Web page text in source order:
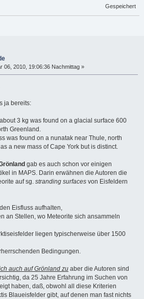
Gespeichert
06, 2010, 19:06:36 Nachmittag »
ja bereits:
3 kg was found on a glacial surface 600
Greenland.
was found on a nunatak near Thule, north
a new mass of Cape York but is distinct.
gab es auch schon vor einigen
in MAPS. Darin erwähnen die Autoren die
auf sg. stranding surfaces von Eisfeldern
Eisfluss aufhalten,
an Stellen, wo Meteorite sich ansammeln
liegen typischerweise über 1500
Bedingungen.
auch auf Grönland zu aber die Autoren sind
da 25 Jahre Erfahrung im Suchen von
haben, daß, obwohl all diese Kriterien
Blaueisfelder gibt, auf denen man fast nichts